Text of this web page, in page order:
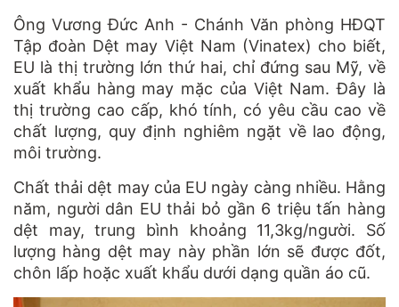
Ông Vương Đức Anh - Chánh Văn phòng HĐQT
Tập đoàn Dệt may Việt Nam (Vinatex) cho biết,
EU là thị trường lớn thứ hai, chỉ đứng sau Mỹ, về
xuất khẩu hàng may mặc của Việt Nam. Đây là
thị trường cao cấp, khó tính, có yêu cầu cao về
chất lượng, quy định nghiêm ngặt về lao động,
môi trường.
Chất thải dệt may của EU ngày càng nhiều. Hằng
năm, người dân EU thải bỏ gần 6 triệu tấn hàng
dệt may, trung bình khoảng 11,3kg/người. Số
lượng hàng dệt may này phần lớn sẽ được đốt,
chôn lấp hoặc xuất khẩu dưới dạng quần áo cũ.